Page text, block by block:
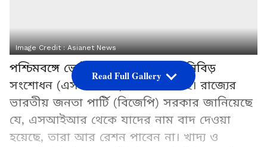
Image Credit :Asianet News
পশ্চিমবঙ্গে ভোটার তালিকার বিশেষ নিবিড়
সংশোধন (এসআইআর) সম্পন্ন হয়েছে। রাজ্যের
ভারতীয় জনতা পার্টি (বিজেপি) সরকার জানিয়েছে
যে, এসআইআর থেকে যাদের নাম বাদ দেওয়া
হয়েছে, তারা আর রেশন পাবেন না। খাদ্য ও
Read Full Gallery